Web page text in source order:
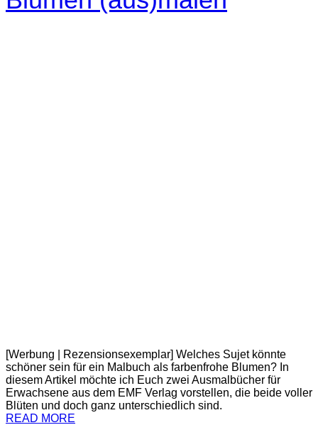
[Werbung | Rezensionsexemplar] Welches Sujet könnte
schöner sein für ein Malbuch als farbenfrohe Blumen? In
diesem Artikel möchte ich Euch zwei Ausmalbücher für
Erwachsene aus dem EMF Verlag vorstellen, die beide voller
Blüten und doch ganz unterschiedlich sind.
READ MORE